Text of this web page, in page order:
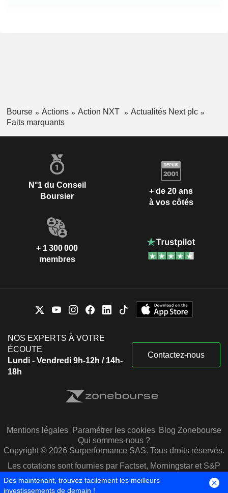
Bourse Actions Action NXT
Actualités Next plc
Faits marquants
N°1 du Conseil
Boursier
+ de 20 ans
à vos côtés
+ 1 300 000
membres
NOS EXPERTS À VOTRE
ÉCOUTE
Lundi - Vendredi 9h-12h / 14h-
18h
Contactez-nous
Mentions légales Paramétrer les cookies Blog Zonebourse
Qui sommes-nous ?
Copyright © 2026 Surperformance SAS. Tous droits réservés.
Les cotations sont fournies par Factset, Morningstar et S&P
Capital IQ
Dès maintenant, trouvez facilement les meilleurs
investissements de demain !